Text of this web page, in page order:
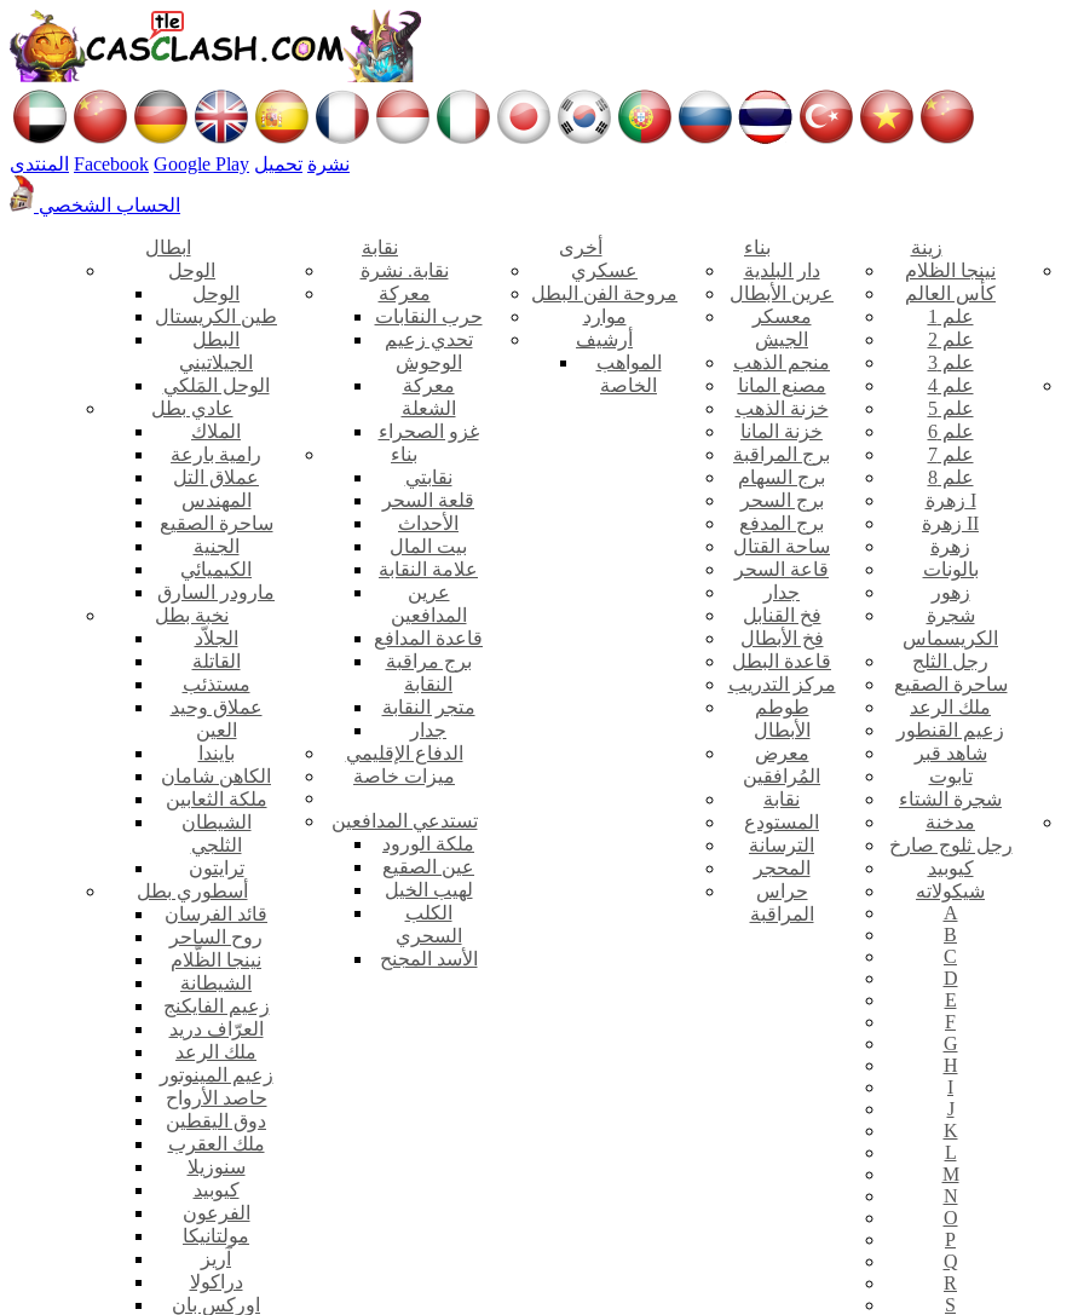
المنتدى Facebook Google Play نشرة تحميل
الحساب الشخصي
ابطال
الوحل
الوحل
طين الكريستال
البطل
الجيلاتيني
الوحل المَلكي
عادي بطل
الملاك
رامية بارعة
عملاق التل
المهندس
ساحرة الصقيع
الجنية
الكيميائي
مارودر السارق
نخبة بطل
الجلاّد
القاتلة
مستذئب
عملاق وحيد
العين
بايندا
الكاهن شامان
ملكة الثعابين
الشيطان
الثلجي
ترايتون
أسطوري بطل
قائد الفرسان
روح الساحر
نينجا الظّلام
الشيطانة
زعيم الفايكنج
العرّاف دريد
ملك الرعد
زعيم المينوتور
حاصد الأرواح
دوق اليقطين
ملك العقرب
سنوزيلا
كيوبيد
الفرعون
مولتانيكا
آريز
دراكولا
اوركس بان
نقابة
نقابة. نشرة
معركة
حرب النقابات
تحدي زعيم
الوحوش
معركة
الشعلة
غزو الصحراء
بناء
نقابتي
قلعة السحر
الأحداث
بيت المال
علامة النقابة
عرين
المدافعين
قاعدة المدافع
برج مراقبة
النقابة
متجر النقابة
جدار
الدفاع الإقليمي
ميزات خاصة
تستدعي المدافعين
ملكة الورود
عين الصقيع
لهيب الخيل
الكلب
السحري
الأسد المجنح
أخرى
عسكري
مروحة الفن البطل
موارد
أرشيف
المواهب
الخاصة
بناء
دار البلدية
عرين الأبطال
معسكر
الجيش
منجم الذهب
مصنع المانا
خزنة الذهب
خزنة المانا
برج المراقبة
برج السهام
برج السحر
برج المدفع
ساحة القتال
قاعة السحر
جدار
فخ القنابل
فخ الأبطال
قاعدة البطل
مركز التدريب
طوطم
الأبطال
معرض
المُرافقين
نقابة
المستودع
الترسانة
المحجر
حراس
المراقبة
زينة
نينجا الظلام
كأس العالم
علم 1
علم 2
علم 3
علم 4
علم 5
علم 6
علم 7
علم 8
زهرة I
زهرة II
زهرة
بالونات
زهور
شجرة
الكريسماس
رجل الثلج
ساحرة الصقيع
ملك الرعد
زعيم القنطور
شاهد قبر
تابوت
شجرة الشتاء
مدخنة
رجل ثلوج صارخ
كيوبيد
شيكولاته
A
B
C
D
E
F
G
H
I
J
K
L
M
N
O
P
Q
R
S